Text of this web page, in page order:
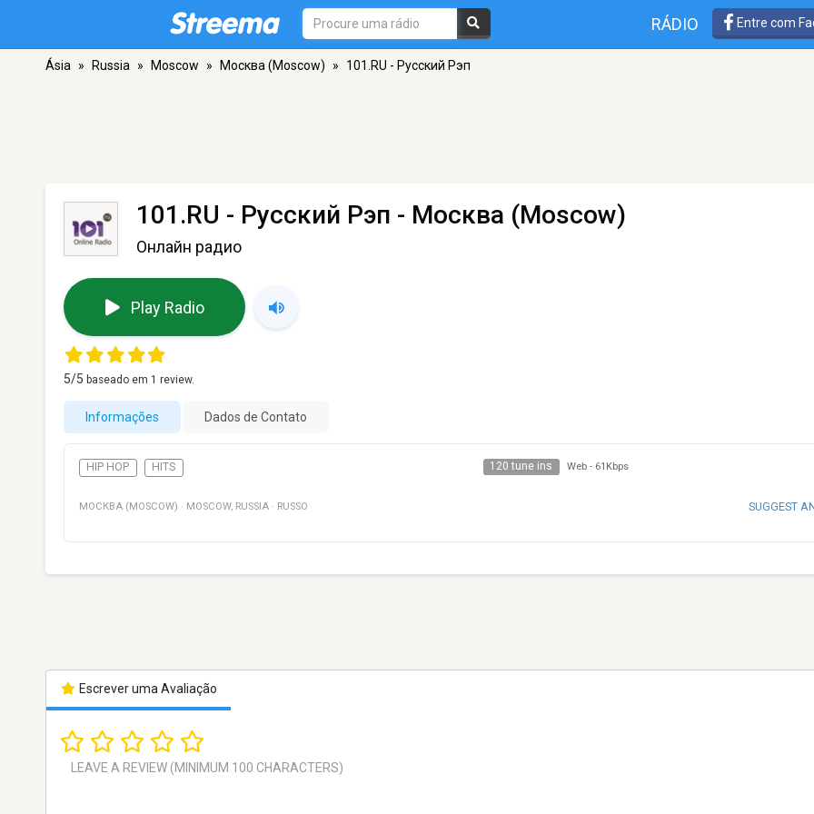
RÁDIO Entre com
Ásia » Russia » Moscow » Москва (Moscow) » 101.RU - Русский Рэп
101.RU - Русский Рэп - Москва (Moscow)
Онлайн радио
Play Radio
5/5 baseado em 1 review.
Informações Dados de Contato
HIP HOP HITS 120 tune ins Web - 61Kbps
МОСКВА (MOSCOW) · MOSCOW, RUSSIA · RUSSO SUGGEST
Escrever uma Avaliação